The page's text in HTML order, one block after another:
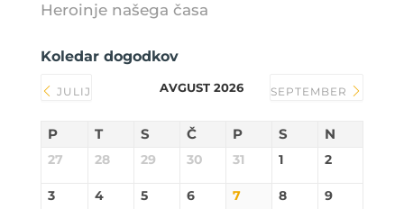
Heroinje našega časa
Koledar dogodkov
JULIJ AVGUST 2026 SEPTEMBER
P T S Č P S N
27 28 29 30 31 1 2
3 4 5 6 7 8 9